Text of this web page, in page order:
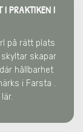
I PRAKTIKEN I
på rätt plats
skapar
hållbarhet
i Farsta .